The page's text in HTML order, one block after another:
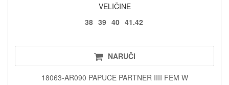
VELIČINE
38 39 40 41.42
NARUČI
18063-AR090 PAPUCE PARTNER IIII FEM W